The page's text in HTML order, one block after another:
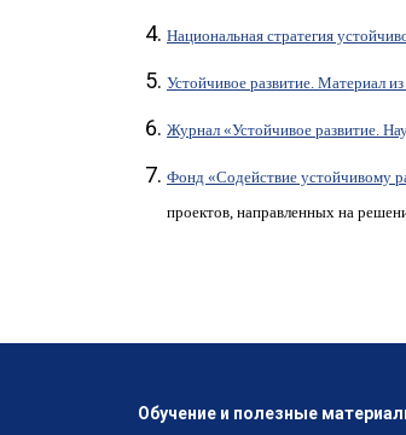
Национальная стратегия
Устойчивое развитие. Материал
Журнал «Устойчивое развитие.
Фонд «Содействие устойчивому
проектов, направленных на
Обучение и полезные